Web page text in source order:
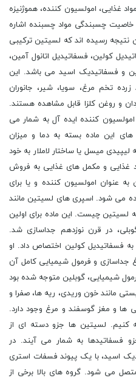
غذایی، امولسیون کننده، هموژنیزه
چسبندگی مواد چسبنده اشاره
نتیجه رسیده اند که لسیتین ترکیبی
کولین، فسفاتیدیل اتانول آمین،
و فسفاتیدیک اسید می باشد. این
تخم مرغ، سویا، شیر، جانوران
و روغن کلزا قابل مشاهده هستند.
امولسیون کننده ایده آل به شمار می
این ماده بسته به دما و میزان
لیپیدی میسل یا ساختار لاملار به خود
غذایی و مکمل های غذایی به فروش
عنوان امولسیون کننده و یا برای
می شود. اسپری های لسیتین مانند
لسیتین چیست. این ماده برای اولین
در قرن نوزدهم جداسازی شد.
فسفاتیدیل کولین اختصاص داد. او
جداسازی و فرمول شیمیایی کامل آن
شیمیایی، گوبلین متوجه شده بود
مانند خون وریدی، ریه ها، صفرا و
ها و مغز گوسفند و مرغ وجود دارد.
کنیم. لسیتین ها جزو دسته ای از
فسفاتیدها به شمار می آیند. در
اسید، با یک پیوند فسفات استری
می شود. گروه های بالا برخی از